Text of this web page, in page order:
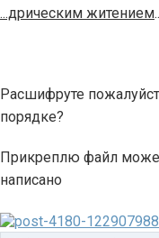
...дрическим житением
Расшифруте
порядке?
Прикреплю файл
написано